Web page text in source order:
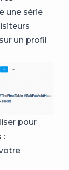
une série
un profil
pour
: